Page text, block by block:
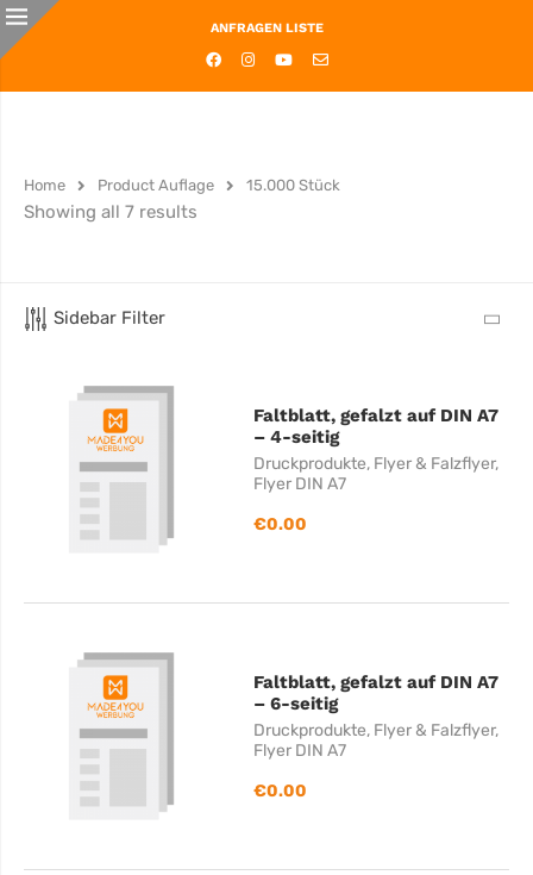
ANFRAGEN LISTE
Home Product Auflage 15.000 Stück
Showing all 7 results
Sidebar Filter
Faltblatt, gefalzt auf DIN A7
– 4-seitig
Druckprodukte, Flyer & Falzflyer,
Flyer DIN A7
€0.00
Faltblatt, gefalzt auf DIN A7
– 6-seitig
Druckprodukte, Flyer & Falzflyer,
Flyer DIN A7
€0.00